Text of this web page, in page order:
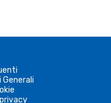
Generali